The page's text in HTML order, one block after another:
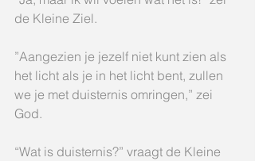
de Kleine Ziel.
”Aangezien je jezelf niet kunt zien als
het licht als je in het licht bent, zullen
we je met duisternis omringen,” zei
God.
“Wat is duisternis?” vraagt de Kleine